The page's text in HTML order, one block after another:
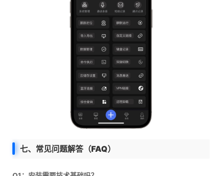
七、常见问题解答（FAQ）